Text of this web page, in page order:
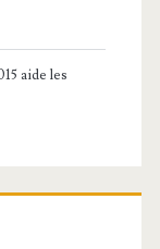
aide les